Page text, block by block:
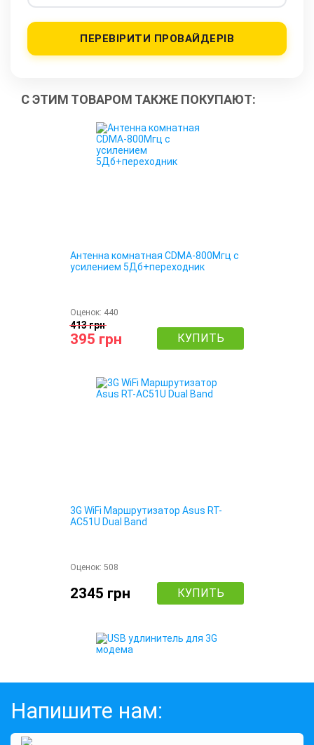
ПЕРЕВІРИТИ ПРОВАЙДЕРІВ
С ЭТИМ ТОВАРОМ ТАКЖЕ ПОКУПАЮТ:
Антенна комнатная CDMA-800Мгц с
усилением 5Дб+переходник
Оценок: 440
413 грн
395 грн КУПИТЬ
3G WiFi Маршрутизатор Asus RT-
AC51U Dual Band
Оценок: 508
2345 грн КУПИТЬ
Напишите нам: